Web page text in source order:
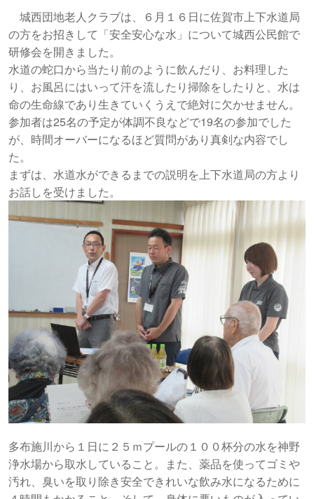
城西団地老人クラブは、６月１６日に佐賀市上下水道局
の方をお招きして「安全安心な水」について城西公民館で
研修会を開きました。
水道の蛇口から当たり前のように飲んだり、お料理した
り、お風呂にはいって汗を流したり掃除をしたりと、水は
命の生命線であり生きていくうえで絶対に欠かせません。
参加者は25名の予定が体調不良などで19名の参加でした
が、時間オーバーになるほど質問があり真剣な内容でし
た。
まずは、水道水ができるまでの説明を上下水道局の方より
お話しを受けました。
多布施川から１日に２５ｍプールの１００杯分の水を神野
浄水場から取水していること。また、薬品を使ってゴミや
汚れ、臭いを取り除き安全できれいな飲み水になるために